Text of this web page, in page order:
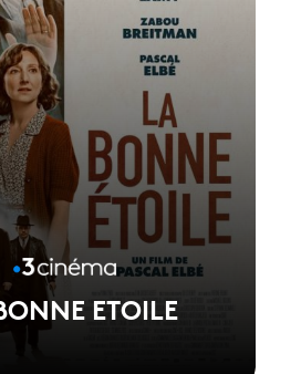
ETOILE